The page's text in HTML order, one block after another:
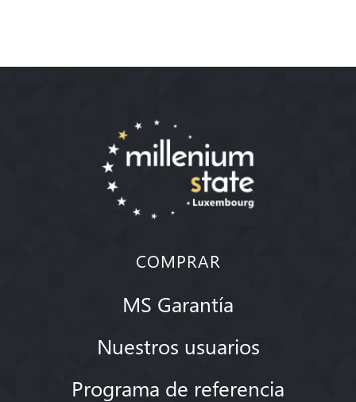
COMPRAR
MS Garantía
Nuestros usuarios
Programa de referencia